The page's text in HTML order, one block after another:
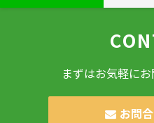
まずはお気軽に
お問